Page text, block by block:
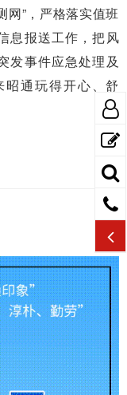
网”，严格落实值班
息报送工作，把风
发事件应急处理及
通玩得开心、舒